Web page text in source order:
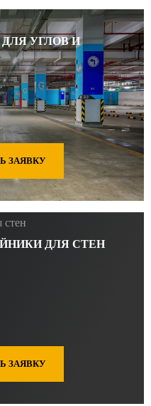
УГЛОВ И
ЗАЯВКУ
ДЛЯ СТЕН
ЗАЯВКУ